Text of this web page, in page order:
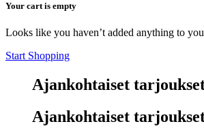
Your cart is empty
Looks like you haven’t added anything to
Start Shopping
Ajankohtaiset
Ajankohtaiset